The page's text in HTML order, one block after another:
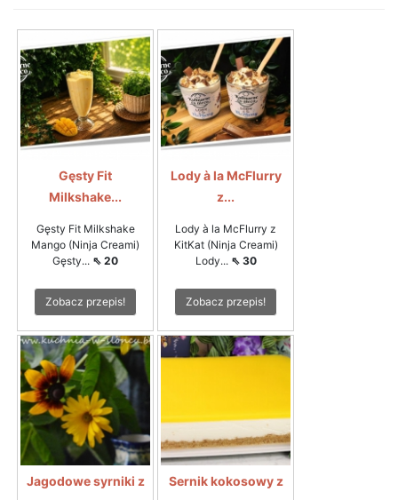
Gęsty Fit
Milkshake...
Gęsty Fit Milkshake
Mango (Ninja Creami)
Gęsty... ⇖ 20
Zobacz przepis!
Lody à la McFlurry
z...
Lody à la McFlurry z
KitKat (Ninja Creami)
Lody... ⇖ 30
Zobacz przepis!
Jagodowe syrniki z
Sernik kokosowy z